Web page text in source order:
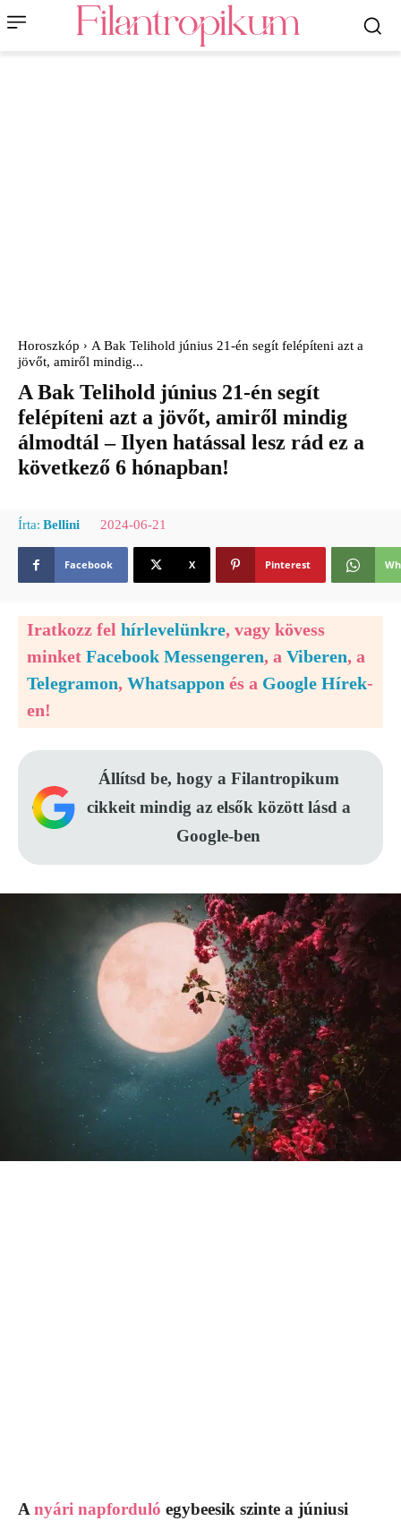
Horoszkóp
A Bak Telihold június 21-én segít felépíteni azt a
jövőt, amiről mindig...
A Bak Telihold június 21-én segít
felépíteni azt a jövőt, amiről mindig
álmodtál – Ilyen hatással lesz rád ez a
következő 6 hónapban!
Írta: Bellini 2024-06-21
Facebook X Pinterest
Iratkozz fel hírlevelünkre, vagy kövess
minket Facebook Messengeren, a Viberen, a
Telegramon, Whatsappon és a Google Hírek-
en!
Állítsd be, hogy a Filantropikum
cikkeit mindig az elsők között lásd a
Google-ben
A nyári napforduló egybeesik szinte a júniusi